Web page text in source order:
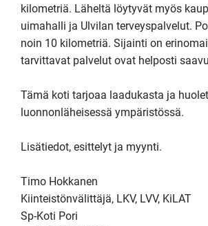
kilometriä. Läheltä löytyvät myös
uimahalli ja Ulvilan terveyspalvelut.
noin 10 kilometriä. Sijainti on
tarvittavat palvelut ovat helposti
Tämä koti tarjoaa laadukasta ja
luonnonläheisessä ympäristössä.
Lisätiedot, esittelyt ja myynti.
Timo Hokkanen
Kiinteistönvälittäjä, LKV, LVV, KiLAT
Sp-Koti Pori